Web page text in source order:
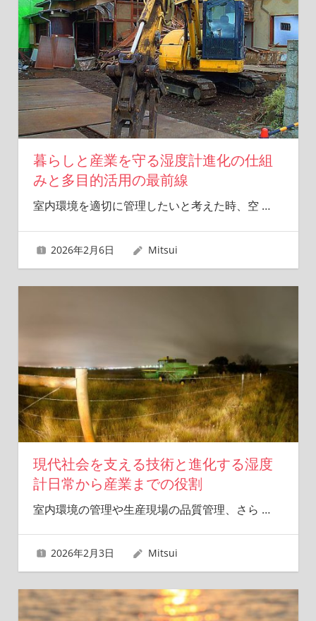
暮らしと産業を守る湿度計進化の仕組
みと多目的活用の最前線
室内環境を適切に管理したいと考えた時、空 …
2026年2月6日 Mitsui
現代社会を支える技術と進化する湿度
計日常から産業までの役割
室内環境の管理や生産現場の品質管理、さら …
2026年2月3日 Mitsui